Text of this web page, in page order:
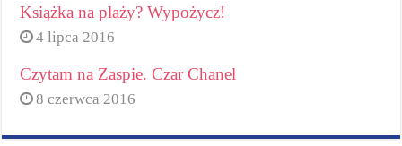
Książka na plaży? Wypożycz!
4 lipca 2016
Czytam na Zaspie. Czar Chanel
8 czerwca 2016